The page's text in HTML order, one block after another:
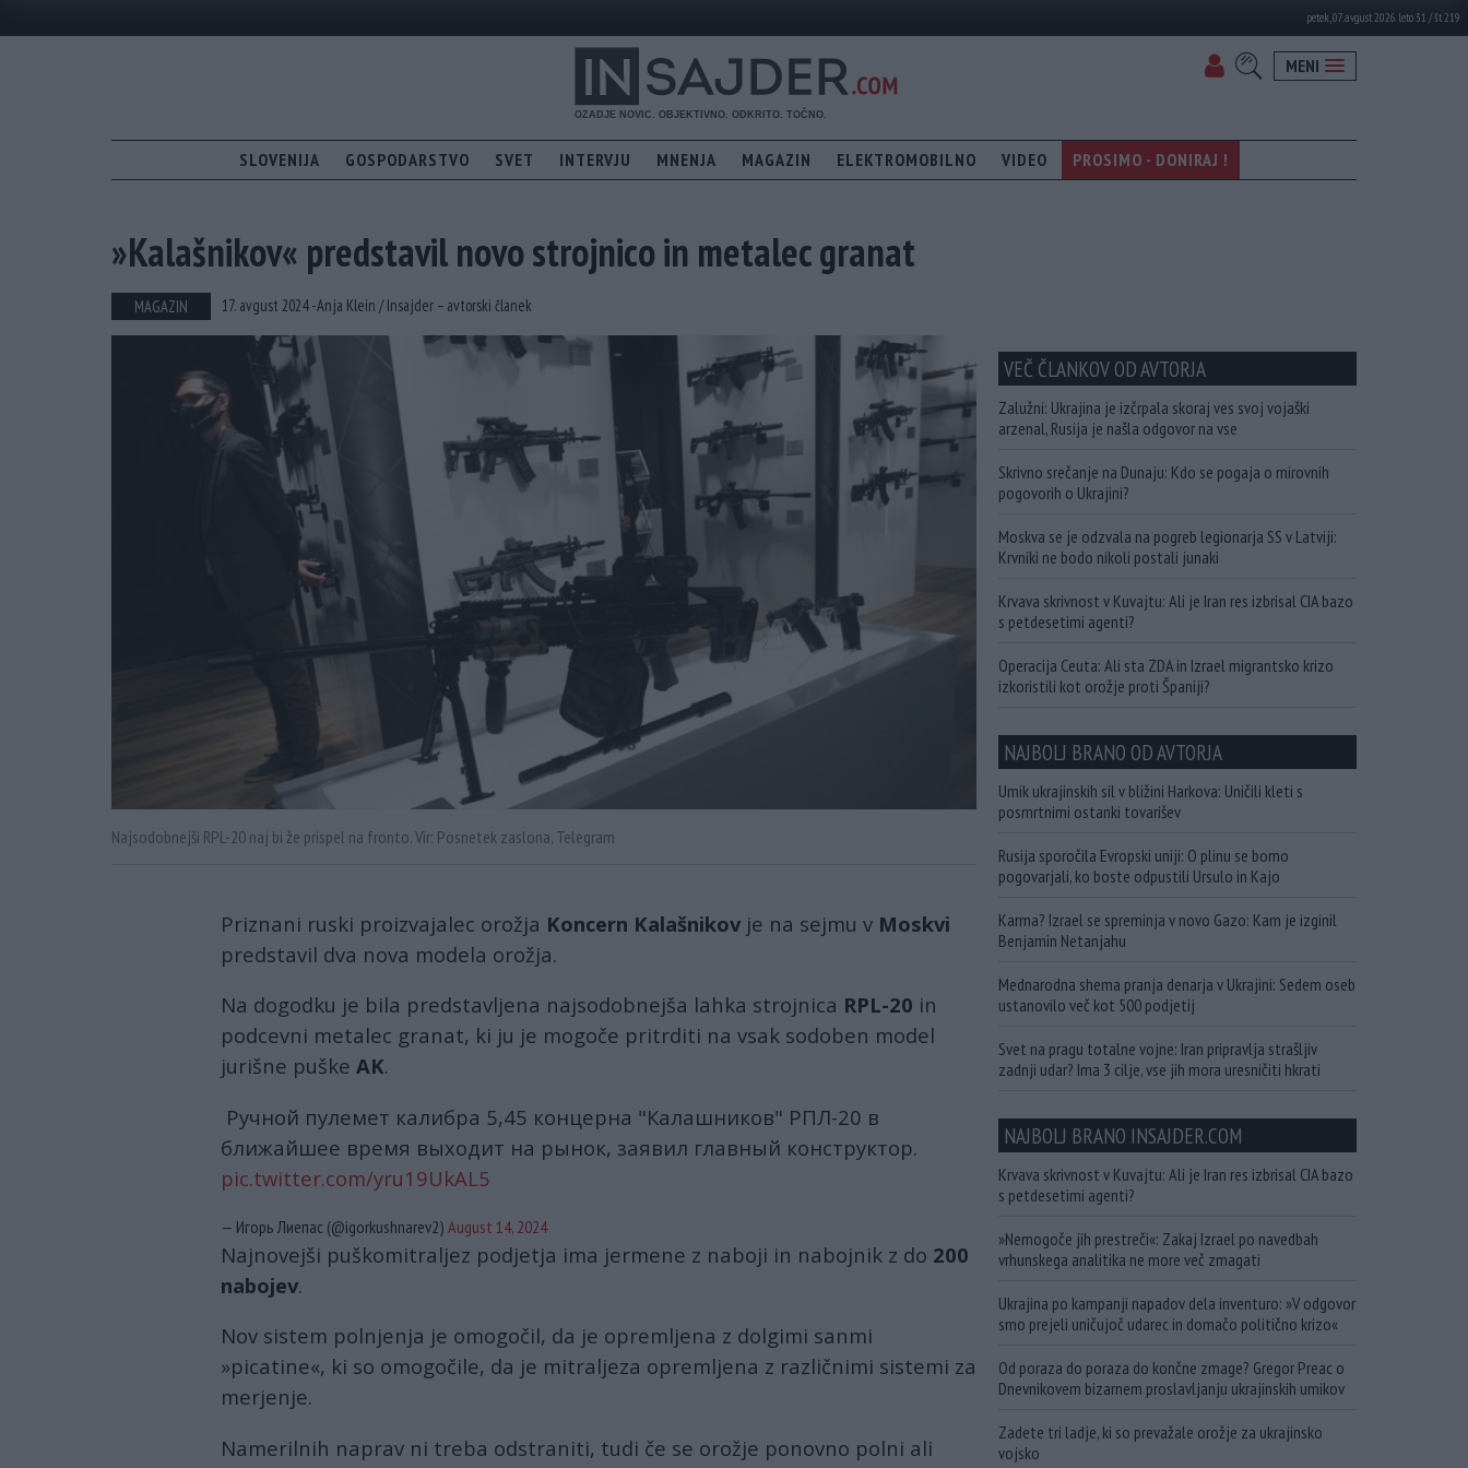
petek, 07. avgust 2026 leto 31 / št. 219
MENI
SLOVENIJA GOSPODARSTVO SVET INTERVJU MNENJA MAGAZIN ELEKTROMOBILNO VIDEO PROSIMO - DONIRAJ !
»Kalašnikov« predstavil novo strojnico in metalec granat
MAGAZIN 17. avgust 2024 -Anja Klein /Insajder – avtorski članek
Najsodobnejši RPL-20 naj bi že prispel na fronto. Vir: Posnetek zaslona, Telegram
Priznani ruski proizvajalec orožja Koncern Kalašnikov je na sejmu v Moskvi
predstavil dva nova modela orožja.
Na dogodku je bila predstavljena najsodobnejša lahka strojnica RPL-20 in
podcevni metalec granat, ki ju je mogoče pritrditi na vsak sodoben model
jurišne puške AK.
Ручной пулемет калибра 5,45 концерна "Калашников" РПЛ-20 в
ближайшее время выходит на рынок, заявил главный конструктор.
pic.twitter.com/yru19UkAL5
— Игорь Лиепас (@igorkushnarev2) August 14, 2024
Najnovejši puškomitraljez podjetja ima jermene z naboji in nabojnik z do 200
nabojev.
Nov sistem polnjenja je omogočil, da je opremljena z dolgimi sanmi
»picatine«, ki so omogočile, da je mitraljeza opremljena z različnimi sistemi za
merjenje.
Namerilnih naprav ni treba odstraniti, tudi če se orožje ponovno polni ali
VEČ ČLANKOV OD AVTORJA
Zalužni: Ukrajina je izčrpala skoraj ves svoj vojaški
arzenal, Rusija je našla odgovor na vse
Skrivno srečanje na Dunaju: Kdo se pogaja o mirovnih
pogovorih o Ukrajini?
Moskva se je odzvala na pogreb legionarja SS v Latviji:
Krvniki ne bodo nikoli postali junaki
Krvava skrivnost v Kuvajtu: Ali je Iran res izbrisal CIA bazo
s petdesetimi agenti?
Operacija Ceuta: Ali sta ZDA in Izrael migrantsko krizo
izkoristili kot orožje proti Španiji?
NAJBOLJ BRANO OD AVTORJA
Umik ukrajinskih sil v bližini Harkova: Uničili kleti s
posmrtnimi ostanki tovarišev
Rusija sporočila Evropski uniji: O plinu se bomo
pogovarjali, ko boste odpustili Ursulo in Kajo
Karma? Izrael se spreminja v novo Gazo: Kam je izginil
Benjamin Netanjahu
Mednarodna shema pranja denarja v Ukrajini: Sedem oseb
ustanovilo več kot 500 podjetij
Svet na pragu totalne vojne: Iran pripravlja strašljiv
zadnji udar? Ima 3 cilje, vse jih mora uresničiti hkrati
NAJBOLJ BRANO INSAJDER.COM
Krvava skrivnost v Kuvajtu: Ali je Iran res izbrisal CIA bazo
s petdesetimi agenti?
»Nemogoče jih prestreči«: Zakaj Izrael po navedbah
vrhunskega analitika ne more več zmagati
Ukrajina po kampanji napadov dela inventuro: »V odgovor
smo prejeli uničujoč udarec in domačo politično krizo«
Od poraza do poraza do končne zmage? Gregor Preac o
Dnevnikovem bizarnem proslavljanju ukrajinskih umikov
Zadete tri ladje, ki so prevažale orožje za ukrajinsko
vojsko